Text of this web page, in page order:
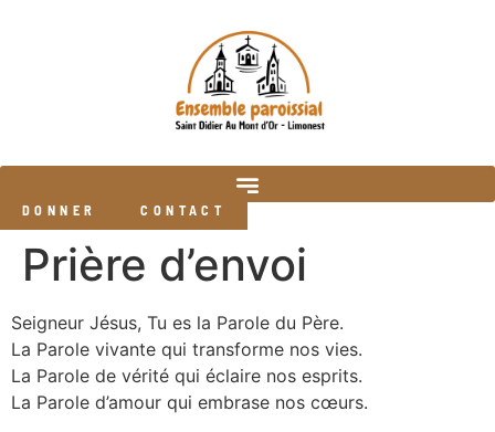
DONNER CONTACT
Prière d’envoi
Seigneur Jésus, Tu es la Parole du Père.
La Parole vivante qui transforme nos vies.
La Parole de vérité qui éclaire nos esprits.
La Parole d’amour qui embrase nos cœurs.